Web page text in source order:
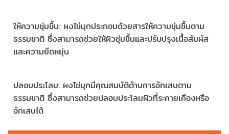
ให้ความชุ่มชื้น: ผงไข่มุกประกอบด้วยสารให้ความชุ่มชื้นตาม
ธรรมชาติ ซึ่งสามารถช่วยให้ผิวชุ่มชื้นและปรับปรุงเนื้อสัมผัส
และความยืดหยุ่น
ปลอบประโลม: ผงไข่มุกมีคุณสมบัติต้านการอักเสบตาม
ธรรมชาติ ซึ่งสามารถช่วยปลอบประโลมผิวที่ระคายเคืองหรือ
อักเสบได้